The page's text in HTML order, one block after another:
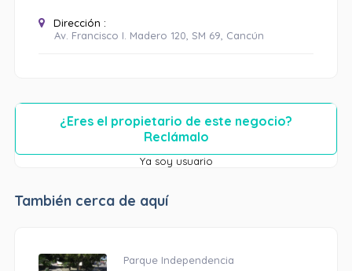
Dirección :
Av. Francisco I. Madero 120, SM 69, Cancún
¿Eres el propietario de este negocio?
Reclámalo
Ya soy usuario
También cerca de aquí
Parque Independencia